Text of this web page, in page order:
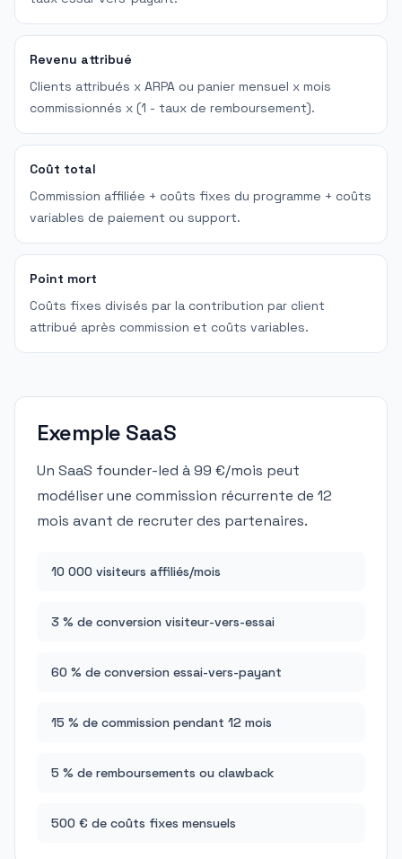
Revenu attribué
Clients attribués x ARPA ou panier mensuel x mois
commissionnés x (1 - taux de remboursement).
Coût total
Commission affiliée + coûts fixes du programme + coûts
variables de paiement ou support.
Point mort
Coûts fixes divisés par la contribution par client
attribué après commission et coûts variables.
Exemple SaaS
Un SaaS founder-led à 99 €/mois peut
modéliser une commission récurrente de 12
mois avant de recruter des partenaires.
10 000 visiteurs affiliés/mois
3 % de conversion visiteur-vers-essai
60 % de conversion essai-vers-payant
15 % de commission pendant 12 mois
5 % de remboursements ou clawback
500 € de coûts fixes mensuels